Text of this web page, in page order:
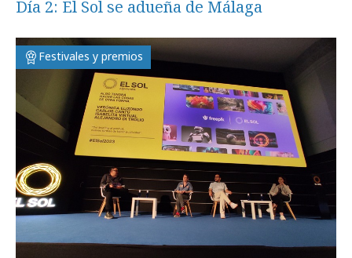
Día 2: El Sol se adueña de Málaga
Festivales y premios